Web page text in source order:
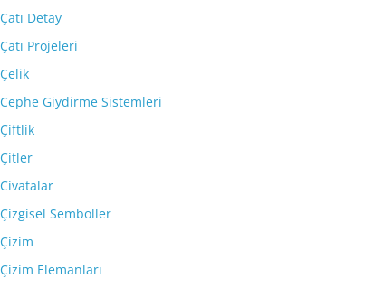
Çatı Detay
Çatı Projeleri
Çelik
Cephe Giydirme Sistemleri
Çiftlik
Çitler
Civatalar
Çizgisel Semboller
Çizim
Çizim Elemanları